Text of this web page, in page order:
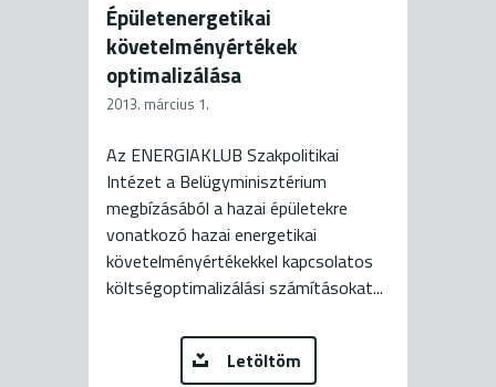
Épületenergetikai
követelményértékek
optimalizálása
2013. március 1.
Az ENERGIAKLUB Szakpolitikai
Intézet a Belügyminisztérium
megbízásából a hazai épületekre
vonatkozó hazai energetikai
követelményértékekkel kapcsolatos
költségoptimalizálási számításokat...
Letöltöm